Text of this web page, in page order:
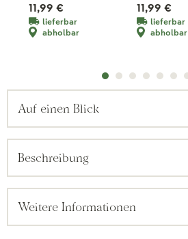
11,99 €
lieferbar
abholbar
11,99 €
lieferbar
abholbar
Auf einen Blick
Beschreibung
Weitere Informationen